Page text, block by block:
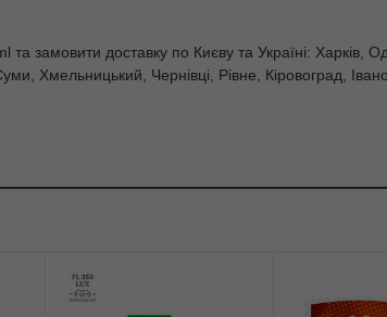
замовити доставку по Києву та Україні: Харків,
Хмельницький, Чернівці, Рівне, Кіровоград,